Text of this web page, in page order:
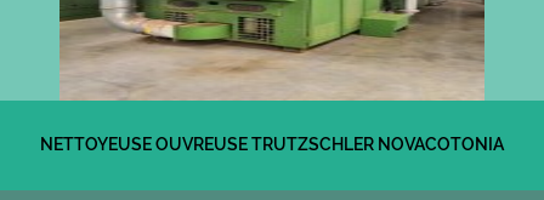
NETTOYEUSE OUVREUSE TRUTZSCHLER NOVACOTONIA